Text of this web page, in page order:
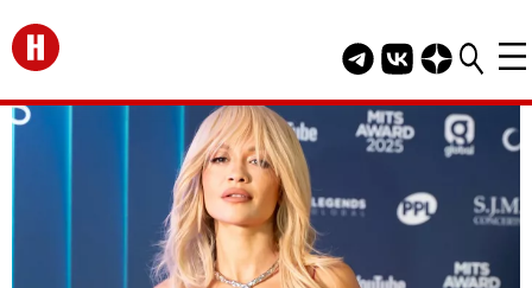
Перейти на главную
Telegram канал
Группа HELLO
Канал